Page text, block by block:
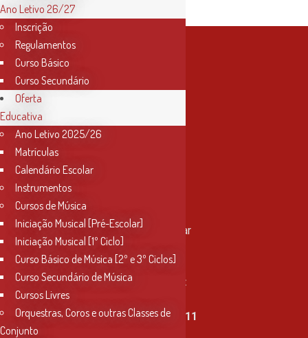
Contactos
Rua Miguel Bombarda, nº 4, 1º andar
2000-080 Santarém
info@conservatoriosantarem.pt
T. (+351) 915 335 478 / 913 890 411
Ano Letivo 26/27
Inscrição
Regulamentos
Curso Básico
Curso Secundário
Oferta
Educativa
Ano Letivo 2025/26
Matrículas
Calendário Escolar
Instrumentos
Cursos de Música
Iniciação Musical [Pré-Escolar]
Iniciação Musical [1º Ciclo]
Curso Básico de Música [2º e 3º Ciclos]
Curso Secundário de Música
Cursos Livres
Orquestras, Coros e outras Classes de
Conjunto